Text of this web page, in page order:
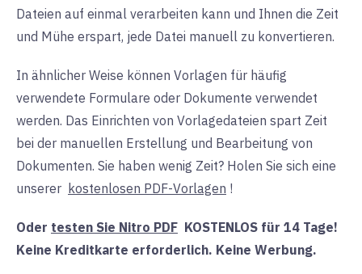
Dateien auf einmal verarbeiten kann und Ihnen die Zeit
und Mühe erspart, jede Datei manuell zu konvertieren.
In ähnlicher Weise können Vorlagen für häufig
verwendete Formulare oder Dokumente verwendet
werden. Das Einrichten von Vorlagedateien spart Zeit
bei der manuellen Erstellung und Bearbeitung von
Dokumenten. Sie haben wenig Zeit? Holen Sie sich eine
unserer kostenlosen PDF-Vorlagen !
Oder testen Sie Nitro PDF KOSTENLOS für 14 Tage!
Keine Kreditkarte erforderlich. Keine Werbung.